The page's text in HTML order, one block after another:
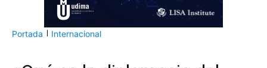
Portada Internacional